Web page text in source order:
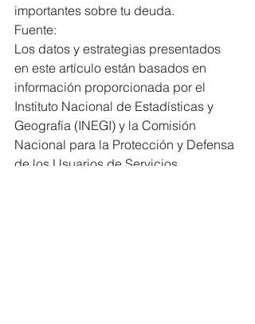
importantes sobre tu deuda.
Fuente:
Los datos y estrategias presentados
en este artículo están basados en
información proporcionada por el
Instituto Nacional de Estadísticas y
Geografía (INEGI) y la Comisión
Nacional para la Protección y Defensa
de los Usuarios de Servicios